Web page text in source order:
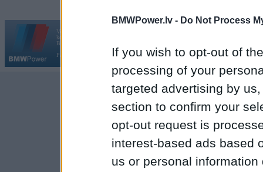
BMWPower.lv - Do Not Process
If you wish to opt-out of
processing of your
targeted advertising by
section to confirm your
opt-out request is
interest-based ads based
us or personal
Vortāls BMWPower.lv darbojas
kopš 2002. gada 14. maija. Tas nav auto klubs un nav saistīts ar
BMW AG.
Par BMWPower
|Reklāma